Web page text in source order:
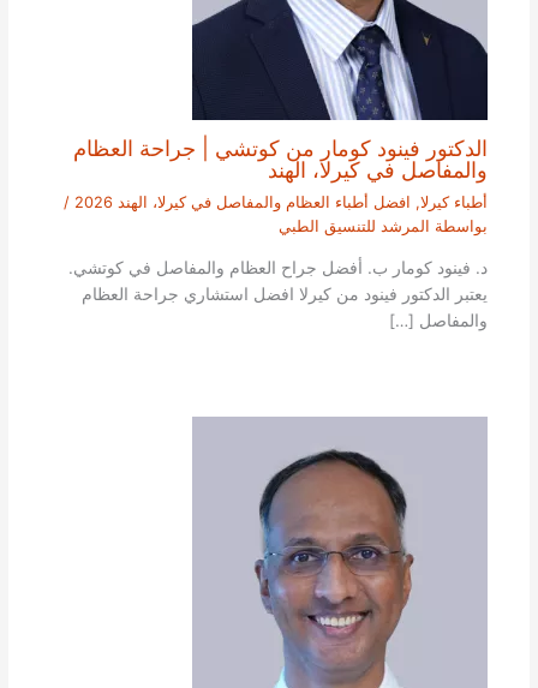
الدكتور فينود كومار من كوتشي | جراحة العظام
والمفاصل في كيرلا، الهند
أطباء كيرلا, افضل أطباء العظام والمفاصل في كيرلا، الهند 2026
/
بواسطة المرشد للتنسيق الطبي
د. فينود كومار ب. أفضل جراح العظام والمفاصل في كوتشي.
يعتبر الدكتور فينود من كيرلا افضل استشاري جراحة العظام
والمفاصل […]